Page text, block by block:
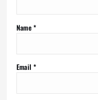
Name*
Email *